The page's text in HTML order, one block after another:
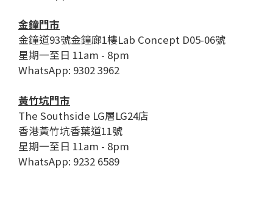
金鐘門市
金鐘道93號金鐘廊1樓Lab Concept D05-06號
星期一至日 11am - 8pm
WhatsApp: 9302 3962
黃竹坑門市
The Southside LG層LG24店
香港黃竹坑香葉道11號
星期一至日 11am - 8pm
WhatsApp: 9232 6589